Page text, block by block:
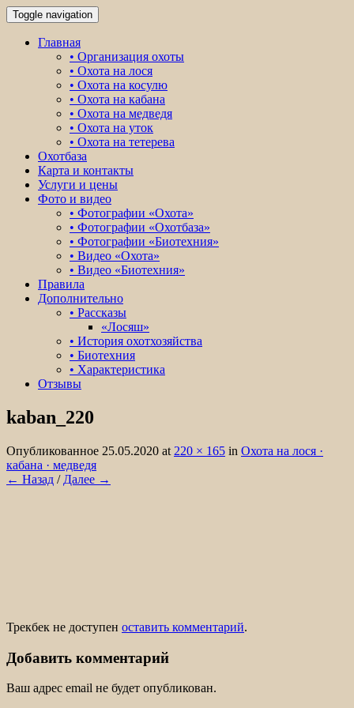
Toggle navigation
Главная
• Организация охоты
• Охота на лося
• Охота на косулю
• Охота на кабана
• Охота на медведя
• Охота на уток
• Охота на тетерева
Охотбаза
Карта и контакты
Услуги и цены
Фото и видео
• Фотографии «Охота»
• Фотографии «Охотбаза»
• Фотографии «Биотехния»
• Видео «Охота»
• Видео «Биотехния»
Правила
Дополнительно
• Рассказы
«Лосяш»
• История охотхозяйства
• Биотехния
• Характеристика
Отзывы
Организация охоты на лося, кабана,
медведя в охотничьем хозяйстве Белые
Колки.
kaban_220
Опубликованное 25.05.2020 at 220 × 165 in Охота на лося ·
кабана · медведя
← Назад / Далее →
Трекбек не доступен оставить комментарий.
Добавить комментарий
Ваш адрес email не будет опубликован.